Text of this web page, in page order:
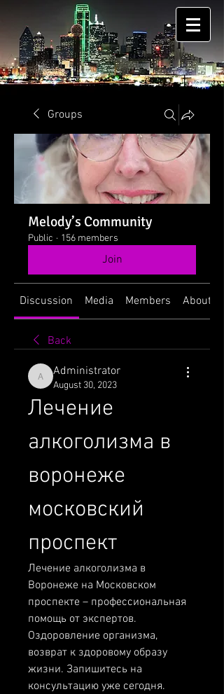
Groups
Melody’s Community
Public · 156 members
Join
Discussion Media Members About
Back
Administrator
Administrator
August 30, 2023
Лечение
алкоголизма в
воронеже
московский
проспект
Лечение алкоголизма в
Воронеже на Московском
проспекте – профессиональная
помощь от экспертов.
Оздоровление организма,
возврат к здоровому образу
жизни. Запишитесь на
консультацию уже сегодня.